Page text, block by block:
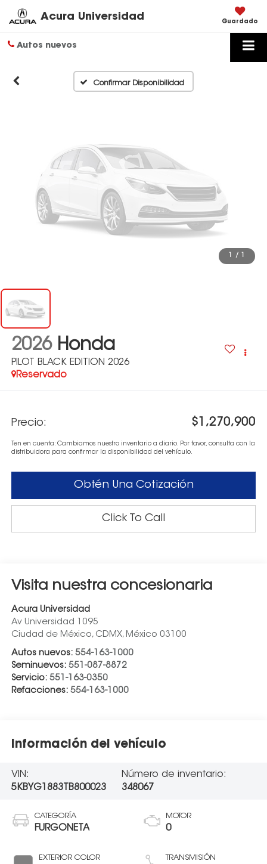
Acura Universidad Guardado
Autos nuevos
Confirmar Disponibilidad
Disponibles
Por favor, revise luego
/
2026 Honda
PILOT BLACK EDITION 2026
Reservado
Precio: $1,270,900
Ten en cuenta: Cambiamos nuestro inventario a diario. Por favor, consulta con la
distribuidora para confirmar la disponibilidad del vehículo.
Obtén Una Cotización
Click To Call
Visita nuestra concesionaria
Acura Universidad
Av Universidad 1095
Ciudad de México, CDMX, México 03100
Autos nuevos: 554-163-1000
Seminuevos: 551-087-8872
Servicio: 551-163-0350
Refacciones: 554-163-1000
Información del vehículo
VIN:
5KBYG1883TB800023
Número de inventario:
348067
CATEGORÍA
FURGONETA
EXTERIOR COLOR
MOTOR
0
TRANSMISIÓN